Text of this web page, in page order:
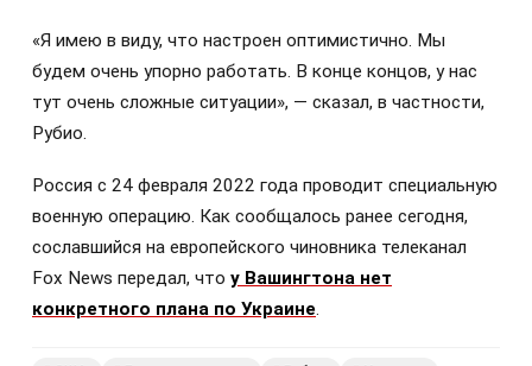
«Я имею в виду, что настроен оптимистично. Мы
будем очень упорно работать. В конце концов, у нас
тут очень сложные ситуации», — сказал, в частности,
Рубио.
Россия с 24 февраля 2022 года проводит специальную
военную операцию. Как сообщалось ранее сегодня,
сославшийся на европейского чиновника телеканал
Fox News передал, что у Вашингтона нет
конкретного плана по Украине.